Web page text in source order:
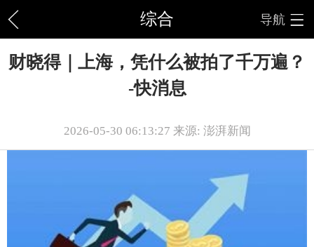
综合 导航
财晓得｜上海，凭什么被拍了千万遍？
-快消息
2026-05-30 06:13:27 来源: 澎湃新闻